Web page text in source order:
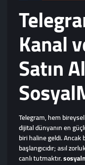
Kanal
Satın
Telegram, hem
dijital dünyanın en
biri haline geldi.
başlangıcıdır; asıl
canlı tutmaktır.